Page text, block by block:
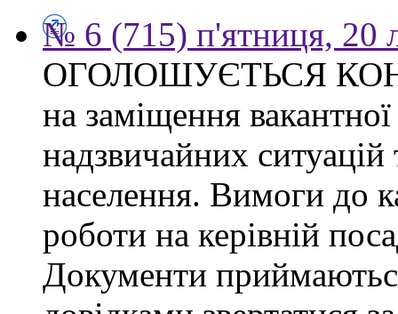
№ 6 (715) п'ятниця, 20
ОГОЛОШУЄТЬСЯ
на заміщення
надзвичайних ситуацій
населення. Вимоги до
роботи на керівній
Документи